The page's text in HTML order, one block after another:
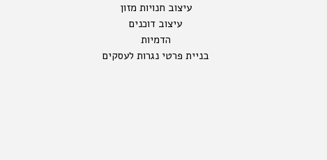
עיצוב חנויות מזון
עיצוב דוכנים
הדמיות
בניית פרטי נגרות לעסקים